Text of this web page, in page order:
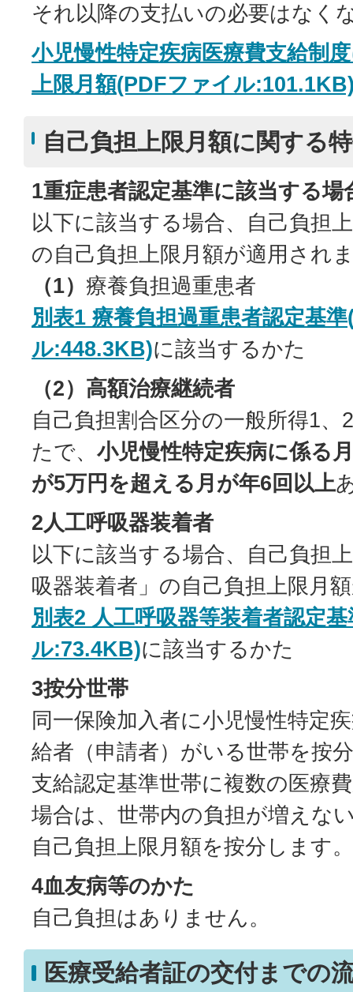
それ以降の支払いの必要はなく
小児慢性特定疾病医療費支給制
上限月額(PDFファイル
自己負担上限月額に関する
1重症患者認定基準に該当する場
以下に該当する場合、自己負担
の自己負担上限月額が適用され
（1） 療養負担過重患者
別表1 療養負担過重患者認定基
ル:448.3KB)に該当するかた
（2）高額治療継続者
自己負担割合区分の一般所得1、
たで、 小児慢性特定疾病に係る
が5万円を超える月が年6回以上
2人工呼吸器装着者
以下に該当する場合、自己負担
吸器装着者」の自己負担上限月
別表2 人工呼吸器等装着者認定
ル:73.4KB)に該当するかた
3按分世帯
同一保険加入者に小児慢性特定
給者（申請者）がいる世帯を按
支給認定基準世帯に複数の医療
場合は、世帯内の負担が増えな
自己負担上限月額を按分します。
4血友病等のかた
自己負担はありません。
医療受給者証の交付までの